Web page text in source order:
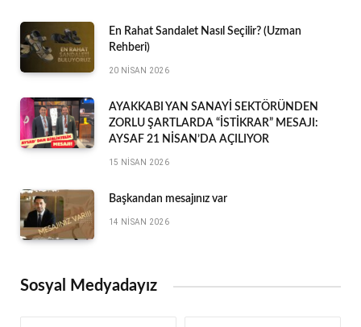
En Rahat Sandalet Nasıl Seçilir? (Uzman
Rehberi)
20 NISAN 2026
AYAKKABI YAN SANAYİ SEKTÖRÜNDEN
ZORLU ŞARTLARDA “İSTİKRAR” MESAJI:
AYSAF 21 NİSAN’DA AÇILIYOR
15 NISAN 2026
Başkandan mesajınız var
14 NISAN 2026
Sosyal Medyadayız